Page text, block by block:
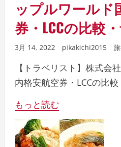
ップルワールド
券・LCCの比較
3月 14, 2022 pikakichi2015
【トラベリスト】株式会
内格安航空券・LCCの比
もっと読む